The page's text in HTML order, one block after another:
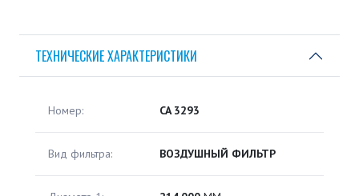
ТЕХНИЧЕСКИЕ ХАРАКТЕРИСТИКИ
Номер: CA 3293
Вид фильтра: ВОЗДУШНЫЙ ФИЛЬТР